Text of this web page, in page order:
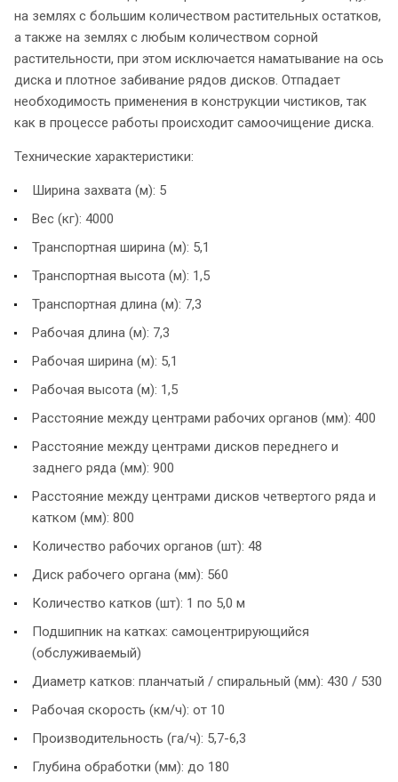
на землях с большим количеством растительных остатков,
а также на землях с любым количеством сорной
растительности, при этом исключается наматывание на ось
диска и плотное забивание рядов дисков. Отпадает
необходимость применения в конструкции чистиков, так
как в процессе работы происходит самоочищение диска.
Технические характеристики:
Ширина захвата (м): 5
Вес (кг): 4000
Транспортная ширина (м): 5,1
Транспортная высота (м): 1,5
Транспортная длина (м): 7,3
Рабочая длина (м): 7,3
Рабочая ширина (м): 5,1
Рабочая высота (м): 1,5
Расстояние между центрами рабочих органов (мм): 400
Расстояние между центрами дисков переднего и
заднего ряда (мм): 900
Расстояние между центрами дисков четвертого ряда и
катком (мм): 800
Количество рабочих органов (шт): 48
Диск рабочего органа (мм): 560
Количество катков (шт): 1 по 5,0 м
Подшипник на катках: самоцентрирующийся
(обслуживаемый)
Диаметр катков: планчатый / спиральный (мм): 430 / 530
Рабочая скорость (км/ч): от 10
Производительность (га/ч): 5,7-6,3
Глубина обработки (мм): до 180